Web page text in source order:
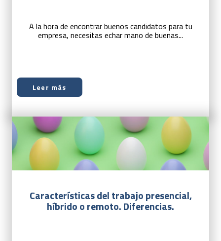
A la hora de encontrar buenos candidatos para tu
empresa, necesitas echar mano de buenas...
Leer más
Características del trabajo presencial,
híbrido o remoto. Diferencias.